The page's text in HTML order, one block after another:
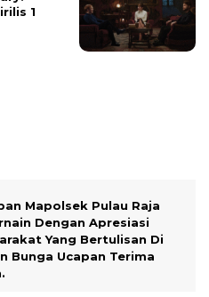
1
Mapolsek Pulau Raja
Dengan Apresiasi
Yang Bertulisan Di
Bunga Ucapan Terima